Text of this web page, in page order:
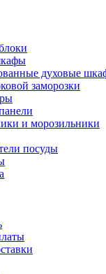
духовые
заморозки
и морозильники
посуды